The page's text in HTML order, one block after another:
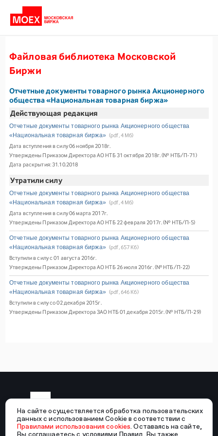
Файловая библиотека Московской
Биржи
Отчетные документы товарного рынка Акционерного
общества «Национальная товарная биржа»
Действующая редакция
Отчетные документы товарного рынка Акционерного общества
«Национальная товарная биржа» (pdf, 4 Mб)
Дата вступления в силу 06 ноября 2018г.
Утверждены Приказом Директора АО НТБ 31 октября 2018г. (№ НТБ/П-71)
Дата раскрытия: 31.10.2018
Утратили силу
Отчетные документы товарного рынка Акционерного общества
«Национальная товарная биржа» (pdf, 4 Mб)
Дата вступления в силу 06 марта 2017г.
Утверждены Приказом Директора АО НТБ 22 февраля 2017г. (№ НТБ/П-5)
Отчетные документы товарного рынка Акционерного общества
«Национальная товарная биржа» (pdf, 657 Кб)
Вступили в силу с 01 августа 2016г.
Утверждены Приказом Директора АО НТБ 26 июля 2016г. (№ НТБ/П-22)
Отчетные документы товарного рынка Акционерного общества
«Национальная товарная биржа» (pdf, 646 Кб)
Вступили в силу со 02 декабря 2015г.
Утверждены Приказом Директора ЗАО НТБ 01 декабря 2015г. (№ НТБ/П-29)
На сайте осуществляется обработка пользовательских
данных с использованием Cookie в соответствии с
Правилами использования cookies . Оставаясь на сайте,
Вы соглашаетесь с условиями Правил. Вы также